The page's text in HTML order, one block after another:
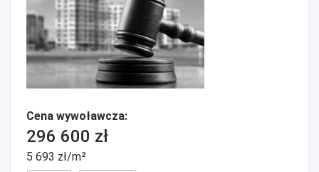
Cena wywoławcza:
296 600 zł
5 693 zł/m²